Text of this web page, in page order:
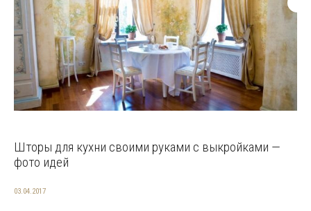
Шторы для кухни своими руками с выкройками —
фото идей
03.04.2017